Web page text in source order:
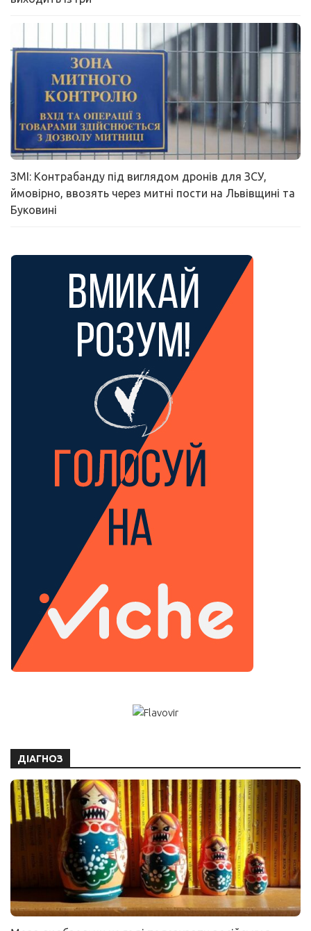
ЗМІ: Контрабанду під виглядом дронів для ЗСУ,
ймовірно, ввозять через митні пости на Львівщині та
Буковині
ДІАГНОЗ